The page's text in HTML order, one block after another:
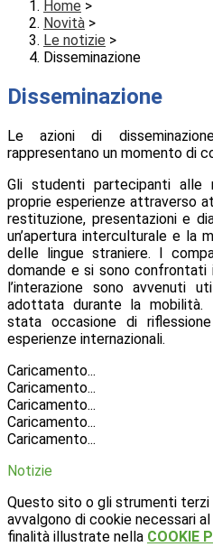
Home >
Novità >
Le notizie >
Disseminazione
Disseminazione
Le azioni di
rappresentano un momento di
Gli studenti partecipanti alle
proprie esperienze attraverso
restituzione, presentazioni e
un’apertura interculturale e la
delle lingue straniere. I
domande e si sono
l’interazione sono avvenuti
adottata durante la
stata occasione di
esperienze internazionali.
Caricamento...
Caricamento...
Caricamento...
Caricamento...
Caricamento...
Notizie
Questo sito o gli strumenti
avvalgono di cookie necessari
finalità illustrate nella COOKIE